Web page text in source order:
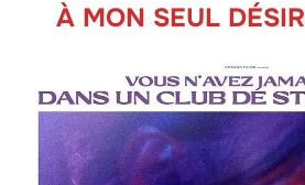
À MON SEUL DÉSIR